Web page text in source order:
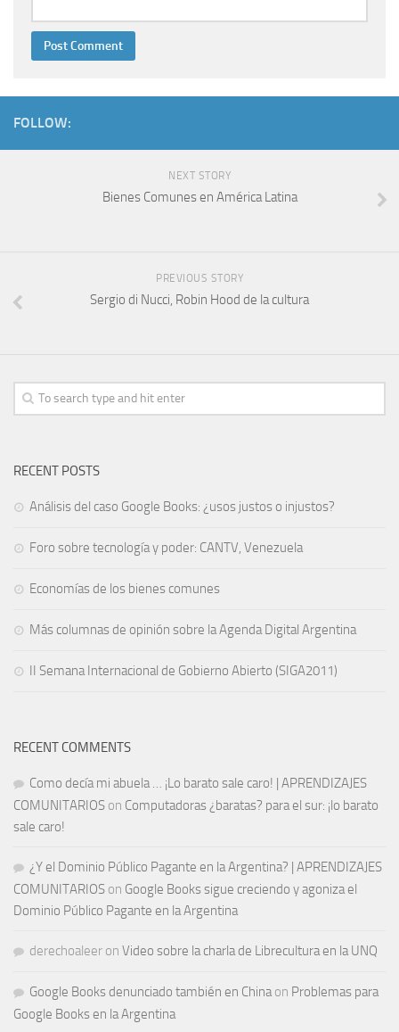
FOLLOW:
NEXT STORY
Bienes Comunes en América Latina
PREVIOUS STORY
Sergio di Nucci, Robin Hood de la cultura
RECENT POSTS
Análisis del caso Google Books: ¿usos justos o injustos?
Foro sobre tecnología y poder: CANTV, Venezuela
Economías de los bienes comunes
Más columnas de opinión sobre la Agenda Digital Argentina
II Semana Internacional de Gobierno Abierto (SIGA2011)
RECENT COMMENTS
Como decía mi abuela … ¡Lo barato sale caro! | APRENDIZAJES
COMUNITARIOS on Computadoras ¿baratas? para el sur: ¡lo barato
sale caro!
¿Y el Dominio Público Pagante en la Argentina? | APRENDIZAJES
COMUNITARIOS on Google Books sigue creciendo y agoniza el
Dominio Público Pagante en la Argentina
derechoaleer on Video sobre la charla de Librecultura en la UNQ
Google Books denunciado también en Chinaon Problemas para
Google Books en la Argentina